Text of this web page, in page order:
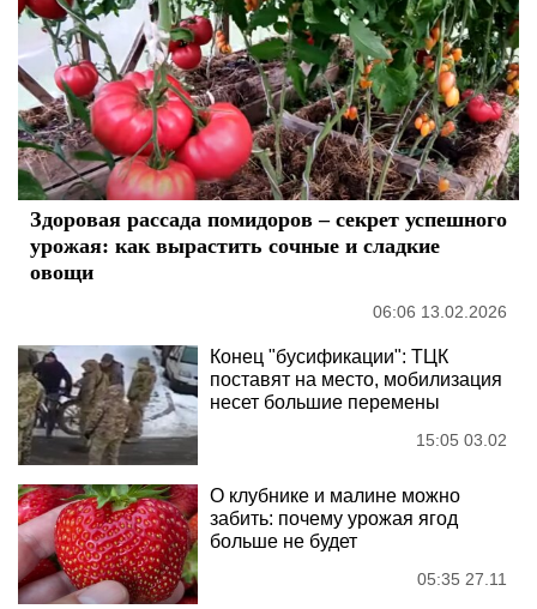
Здоровая рассада помидоров – секрет успешного
урожая: как вырастить сочные и сладкие
овощи
06:06 13.02.2026
Конец "бусификации": ТЦК
поставят на место, мобилизация
несет большие перемены
15:05 03.02
О клубнике и малине можно
забить: почему урожая ягод
больше не будет
05:35 27.11